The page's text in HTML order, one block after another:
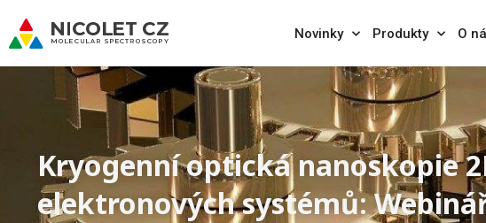
Novinky Produkty O
Kryogenní optická nanoskopie
elektronových systémů: